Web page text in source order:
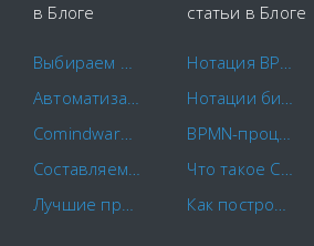
в Блоге
Выбираем площадки для закупок
Автоматизация маркетинга
Comindware и САПРАН начинают совместное внедрение российских CX-решений
Составляем план-график закупок по правилам
Лучшие программы для контроля сотрудников в 2022 году
статьи в Блоге
Нотация BPMN 2.0: ключевые элементы и описание
Нотации бизнес-процессов IDEF0. EPC. BPMN.
BPMN-процессы: основы моделирования и примеры бизнес-процессов
Что такое CapEx и OpEx?
Как построить схему бизнес-процесса